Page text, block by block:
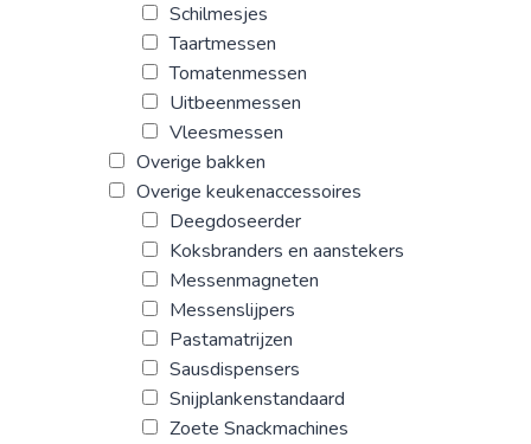
Schilmesjes
Taartmessen
Tomatenmessen
Uitbeenmessen
Vleesmessen
Overige bakken
Overige keukenaccessoires
Deegdoseerder
Koksbranders en aanstekers
Messenmagneten
Messenslijpers
Pastamatrijzen
Sausdispensers
Snijplankenstandaard
Zoete Snackmachines